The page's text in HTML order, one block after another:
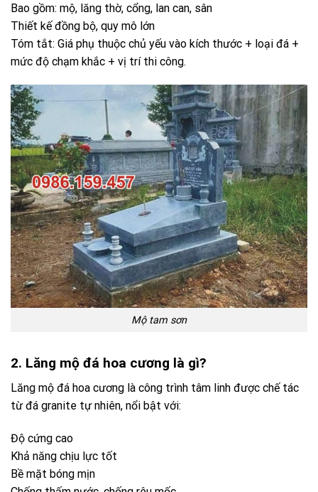
Bao gồm: mộ, lăng thờ, cổng, lan can, sân
Thiết kế đồng bộ, quy mô lớn
Tóm tắt: Giá phụ thuộc chủ yếu vào kích thước + loại đá +
mức độ chạm khắc + vị trí thi công.
Mộ tam sơn
2. Lăng mộ đá hoa cương là gì?
Lăng mộ đá hoa cương là công trình tâm linh được chế tác
từ đá granite tự nhiên, nổi bật với:
Độ cứng cao
Khả năng chịu lực tốt
Bề mặt bóng mịn